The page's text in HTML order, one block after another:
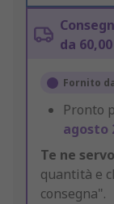
da
Fornito
Pronto
agosto
Te ne
quantità e
consegna".